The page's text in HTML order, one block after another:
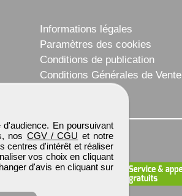
En poursuivant
nos CGV / CGU et notre
centres d'intérêt et réaliser
vos choix en cliquant
d'avis en cliquant sur
Informations légales
Paramètres des cookies
Conditions de publication
Conditions Générales de Vente